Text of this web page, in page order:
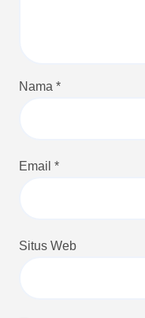
Nama *
Email *
Situs Web